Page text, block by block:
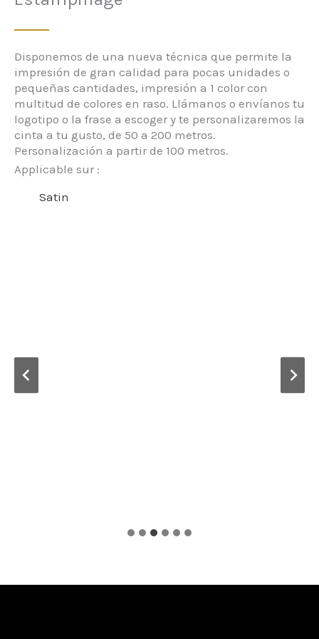
Disponemos de una nueva técnica que permite la
impresión de gran calidad para pocas unidades o
pequeñas cantidades, impresión a 1 color con
multitud de colores en raso. Llámanos o envíanos tu
logotipo o la frase a escoger y te personalizaremos la
cinta a tu gusto, de 50 a 200 metros.
Personalización a partir de 100 metros.
Applicable sur :
Satin